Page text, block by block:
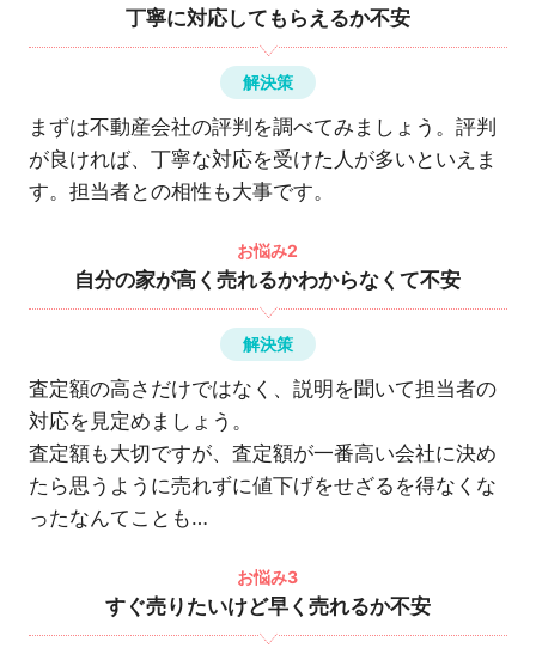
丁寧に対応してもらえるか不安
解決策
まずは不動産会社の評判を調べてみましょう。評判
が良ければ、丁寧な対応を受けた人が多いといえま
す。担当者との相性も大事です。
お悩み2
自分の家が高く売れるかわからなくて不安
解決策
査定額の高さだけではなく、説明を聞いて担当者の
対応を見定めましょう。
査定額も大切ですが、査定額が一番高い会社に決め
たら思うように売れずに値下げをせざるを得なくな
ったなんてことも…
お悩み3
すぐ売りたいけど早く売れるか不安